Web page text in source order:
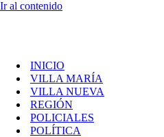
Ir al contenido
INICIO
VILLA MARÍA
VILLA NUEVA
REGIÓN
POLICIALES
POLÍTICA